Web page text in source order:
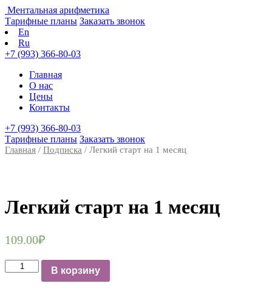
Ментальная арифметика
Тарифные планы Заказать звонок
En
Ru
+7 (993) 366-80-03
Главная
О нас
Цены
Контакты
+7 (993) 366-80-03
Тарифные планы Заказать звонок
Главная / Подписка / Легкий старт на 1 месяц
Легкий старт на 1 месяц
109.00₽
Количество
Легкий
В корзину